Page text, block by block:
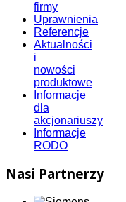
firmy
Uprawnienia
Referencje
Aktualności
i
nowości
produktowe
Informacje
dla
akcjonariuszy
Informacje
RODO
Nasi Partnerzy